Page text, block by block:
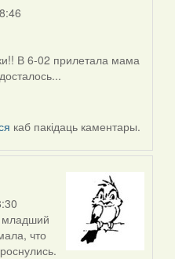
В 6-02 прилетала мама
каб пакідаць каментары.
младший
что